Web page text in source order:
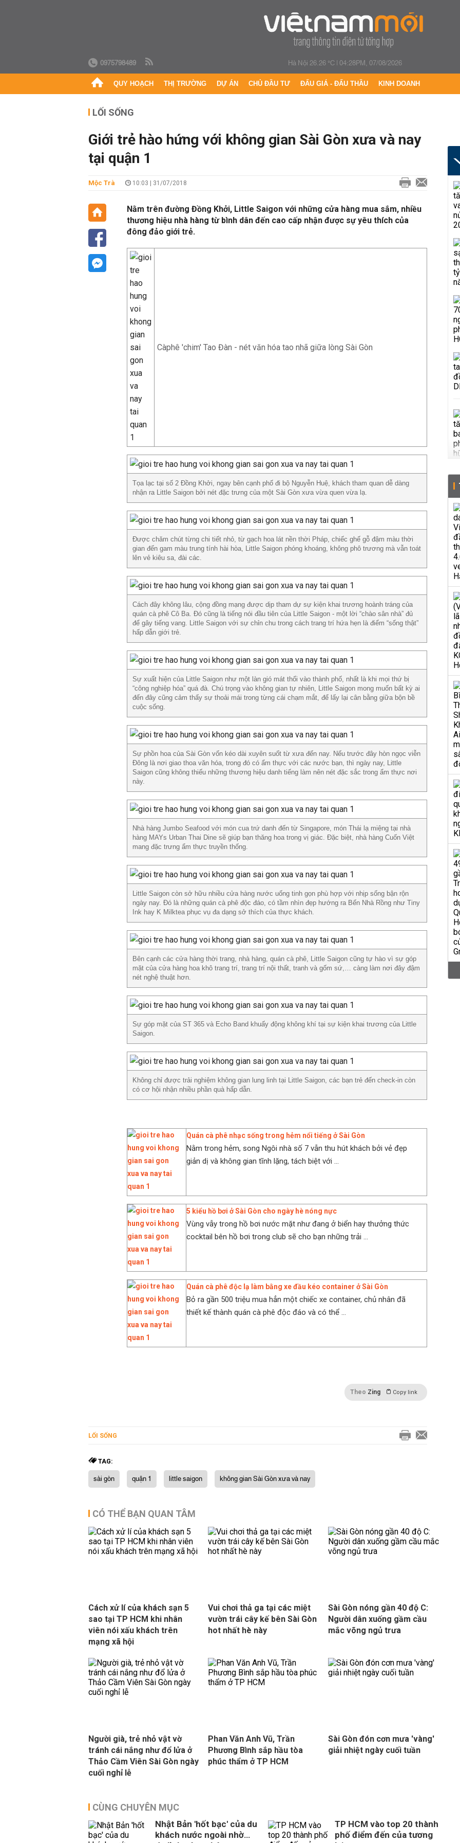
0975798489 Hà Nội 26.26 °C|04:28PM, 07/08/2026
QUY HOẠCH THỊ TRƯỜNG DỰ ÁN CHỦ ĐẦU TƯ ĐẤU GIÁ - ĐẤU THẦU KINH DOANH
LỐI SỐNG
Giới trẻ hào hứng với không gian Sài Gòn xưa và nay
tại quận 1
Mộc Trà 10:03 | 31/07/2018
Nằm trên đường Đồng Khởi, Little Saigon với những cửa hàng mua sắm, nhiều
thương hiệu nhà hàng từ bình dân đến cao cấp nhận được sự yêu thích của
đông đảo giới trẻ.
Càphê 'chim' Tao Đàn - nét văn hóa tao nhã giữa lòng Sài Gòn
Tọa lạc tại số 2 Đồng Khởi, ngay bên cạnh phố đi bộ Nguyễn Huệ, khách tham quan dễ dàng
nhận ra Little Saigon bởi nét đặc trưng của một Sài Gòn xưa vừa quen vừa lạ.
Được chăm chút từng chi tiết nhỏ, từ gạch hoa lát nền thời Pháp, chiếc ghế gỗ đậm màu thời
gian đến gam màu trung tính hài hòa, Little Saigon phóng khoáng, không phô trương mà vẫn toát
lên vẻ kiêu sa, đài các.
Cách đây không lâu, cộng đồng mạng được dịp tham dự sự kiện khai trương hoành tráng của
quán cà phê Cô Ba. Đó cũng là tiếng nói đầu tiên của Little Saigon - một lời “chào sân nhà” đủ
để gây tiếng vang. Little Saigon với sự chỉn chu trong cách trang trí hứa hẹn là điểm “sống thật”
hấp dẫn giới trẻ.
Sự xuất hiện của Little Saigon như một làn gió mát thổi vào thành phố, nhất là khi mọi thứ bị
“công nghiệp hóa” quá đà. Chú trọng vào không gian tự nhiên, Little Saigon mong muốn bất kỳ ai
đến đây cũng cảm thấy sự thoải mái trong từng cái chạm mắt, để lấy lại cân bằng giữa bộn bề
cuộc sống.
Sự phồn hoa của Sài Gòn vốn kéo dài xuyên suốt từ xưa đến nay. Nếu trước đây hòn ngọc viễn
Đông là nơi giao thoa văn hóa, trong đó có ẩm thực với các nước bạn, thì ngày nay, Little
Saigon cũng không thiếu những thương hiệu danh tiếng làm nên nét đặc sắc trong ẩm thực nơi
này.
Nhà hàng Jumbo Seafood với món cua trứ danh đến từ Singapore, món Thái lạ miệng tại nhà
hàng MAYs Urban Thai Dine sẽ giúp bạn thăng hoa trong vị giác. Đặc biệt, nhà hàng Cuốn Việt
mang đặc trưng ẩm thực truyền thống.
Little Saigon còn sở hữu nhiều cửa hàng nước uống tinh gọn phù hợp với nhịp sống bận rộn
ngày nay. Đó là những quán cà phê độc đáo, có tầm nhìn đẹp hướng ra Bến Nhà Rồng như Tiny
Ink hay K Milktea phục vụ đa dạng sở thích của thực khách.
Bên cạnh các cửa hàng thời trang, nhà hàng, quán cà phê, Little Saigon cũng tự hào vì sự góp
mặt của cửa hàng hoa khô trang trí, trang trí nội thất, tranh và gốm sứ,… càng làm nơi đây đậm
nét nghệ thuật hơn.
Sự góp mặt của ST 365 và Echo Band khuấy động không khí tại sự kiện khai trương của Little
Saigon.
Không chỉ được trải nghiệm không gian lung linh tại Little Saigon, các bạn trẻ đến check-in còn
có cơ hội nhận nhiều phần quà hấp dẫn.
Quán cà phê nhạc sống trong hẻm nổi tiếng ở Sài Gòn
Nằm trong hẻm, song Ngôi nhà số 7 vẫn thu hút khách bởi vẻ đẹp
giản dị và không gian tĩnh lặng, tách biệt với ...
5 kiểu hồ bơi ở Sài Gòn cho ngày hè nóng nực
Vùng vẫy trong hồ bơi nước mặt như đang ở biển hay thưởng thức
cocktail bên hồ bơi trong club sẽ cho bạn những trải ...
Quán cà phê độc lạ làm bằng xe đầu kéo container ở Sài Gòn
Bỏ ra gần 500 triệu mua hẳn một chiếc xe container, chủ nhân đã
thiết kế thành quán cà phê độc đáo và có thể ...
Theo Zing Copy link
LỐI SỐNG
TAG:
sài gòn quận 1 little saigon không gian Sài Gòn xưa và nay
CÓ THỂ BẠN QUAN TÂM
Cách xử lí của khách sạn 5
sao tại TP HCM khi nhân
viên nói xấu khách trên
mạng xã hội
Vui chơi thả ga tại các miệt
vườn trái cây kế bên Sài Gòn
hot nhất hè này
Sài Gòn nóng gần 40 độ C:
Người dân xuống gầm cầu
mắc võng ngủ trưa
Người già, trẻ nhỏ vật vờ
tránh cái nắng như đổ lửa ở
Thảo Cầm Viên Sài Gòn ngày
cuối nghỉ lễ
Phan Văn Anh Vũ, Trần
Phương Bình sắp hầu tòa
phúc thẩm ở TP HCM
Sài Gòn đón cơn mưa 'vàng'
giải nhiệt ngày cuối tuần
CÙNG CHUYÊN MỤC
Nhật Bản 'hốt bạc' của du
khách nước ngoài nhờ…
TP HCM vào top 20 thành
phố điểm đến của tương